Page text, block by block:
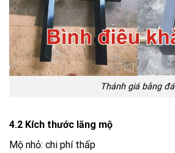
Thánh giá bằng đá
4.2 Kích thước lăng mộ
Mộ nhỏ: chi phí thấp